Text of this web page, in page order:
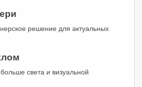
решение для актуальных
света и визуальной